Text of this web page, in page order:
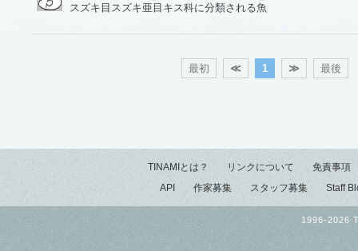
スズキ目スズキ亜目キス科に分類される魚
最初 ≪ 1 ≫ 最後
TINAMIとは？ リンクについて
免責事項
API
作家募集 スタッフ募集 Staff
1996-2026